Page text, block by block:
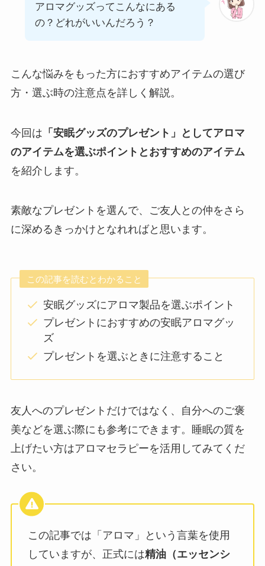
アロマグッズってこんなにある
の？どれがいいんだろう？
こんな悩みをもった方におすすめアイテムの選び
方・選ぶ時の注意点を詳しく解説。
今回は 「安眠グッズのプレゼント」としてアロマ
のアイテムを選ぶポイントとおすすめのアイテム
を紹介します。
素敵なプレゼントを選んで、ご友人との仲をさら
に深めるきっかけとなれればと思います。
この記事を読むとわかること
安眠グッズにアロマ製品を選ぶポイント
プレゼントにおすすめの安眠アロマグッ
ズ
プレゼントを選ぶときに注意すること
友人へのプレゼントだけではなく、自分へのご褒
美などを選ぶ際にも参考にできます。睡眠の質を
上げたい方はアロマセラピーを活用してみてくだ
さい。
この記事では「アロマ」という言葉を使用
していますが、正式には精油（エッセンシ